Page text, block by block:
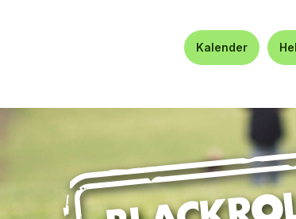
Kalender